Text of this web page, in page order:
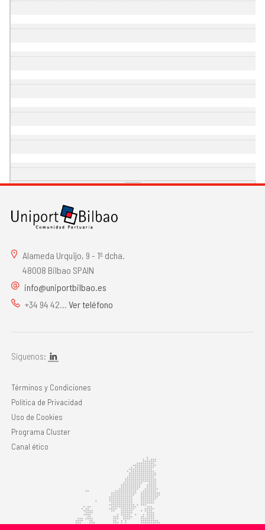
Alameda Urquijo, 9 - 1º dcha.
48008 Bilbao SPAIN
info@uniportbilbao.es
+34 94 42... Ver teléfono
Síguenos:
Términos y Condiciones
Política de Privacidad
Uso de Cookies
Programa Cluster
Canal ético